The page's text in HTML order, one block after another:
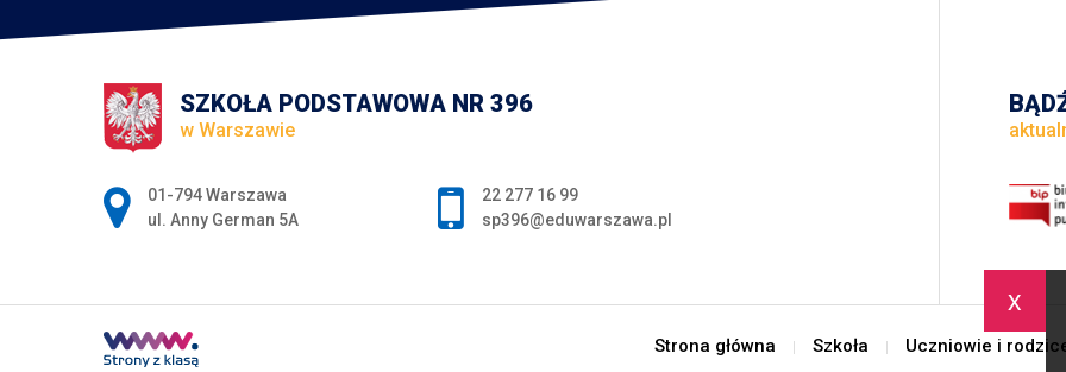
x
SZKOŁA PODSTAWOWA NR 396
w Warszawie
Adres pocztowy:
01-794 Warszawa
ul. Anny German 5A
22 277 16 99
sp396@eduwarszawa.pl
Strona główna Szkoła Uczniowie i